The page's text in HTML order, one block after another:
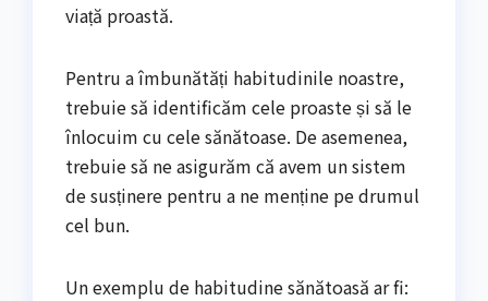
viață proastă.
Pentru a îmbunătăți habitudinile noastre,
trebuie să identificăm cele proaste și să le
înlocuim cu cele sănătoase. De asemenea,
trebuie să ne asigurăm că avem un sistem
de susținere pentru a ne menține pe drumul
cel bun.
Un exemplu de habitudine sănătoasă ar fi: